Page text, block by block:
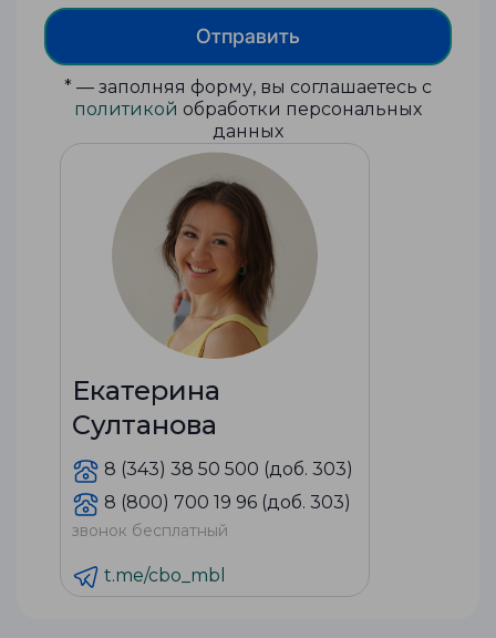
Отправить
* — заполняя форму, вы соглашаетесь с
политикой обработки персональных
данных
Екатерина
Султанова
8 (343) 38 50 500 (доб. 303)
8 (800) 700 19 96 (доб. 303)
звонок бесплатный
t.me/cbo_mbl